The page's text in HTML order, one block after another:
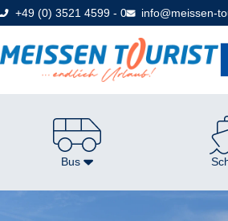
Direkt
zum+49 (0) 3521 4599 - 0 info@meissen-
Bus